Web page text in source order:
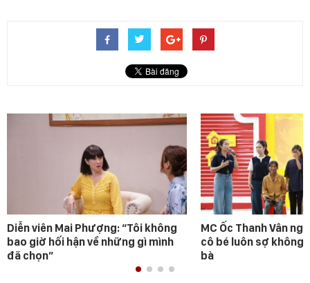
Diễn viên Mai Phượng: “Tôi không
bao giờ hối hận về những gì mình
đã chọn”
MC Ốc Thanh Vân
cô bé luôn sợ không
bà